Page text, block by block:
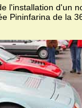
l'installation d'un
Pininfarina de la